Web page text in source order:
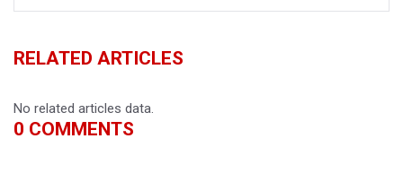
RELATED ARTICLES
No related articles data.
0 COMMENTS